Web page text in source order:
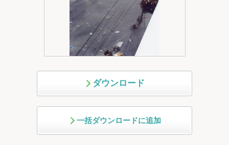
Foreign Laguage
ダウンロード
一括ダウンロードに追加